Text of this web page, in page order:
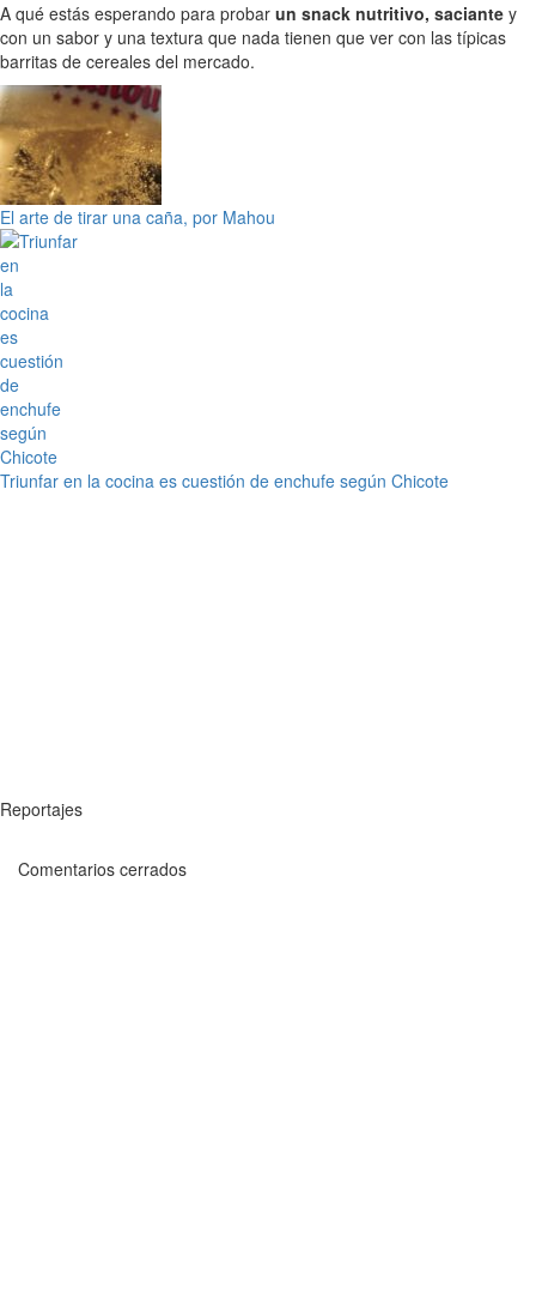
A qué estás esperando para probar un snack nutritivo, saciante y
con un sabor y una textura que nada tienen que ver con las típicas
barritas de cereales del mercado.
El arte de tirar una caña, por Mahou
Triunfar en la cocina es cuestión de enchufe según Chicote
Reportajes
Comentarios cerrados